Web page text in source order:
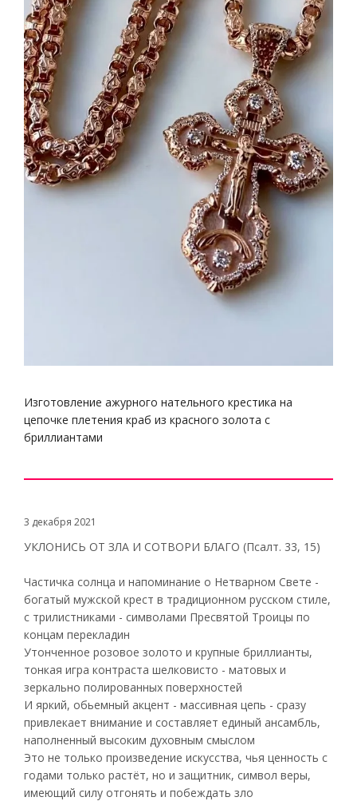
Изготовление ажурного нательного крестика на
цепочке плетения краб из красного золота с
бриллиантами
3 декабря 2021
УКЛОНИСЬ ОТ ЗЛА И СОТВОРИ БЛАГО (Псалт. 33, 15)
Частичка солнца и напоминание о Нетварном Свете -
богатый мужской крест в традиционном русском стиле,
с трилистниками - символами Пресвятой Троицы по
концам перекладин
Утонченное розовое золото и крупные бриллианты,
тонкая игра контраста шелковисто - матовых и
зеркально полированных поверхностей
И яркий, обьемный акцент - массивная цепь - сразу
привлекает внимание и составляет единый ансамбль,
наполненный высоким духовным смыслом
Это не только произведение искусства, чья ценность с
годами только растёт, но и защитник, символ веры,
имеющий силу отгонять и побеждать зло